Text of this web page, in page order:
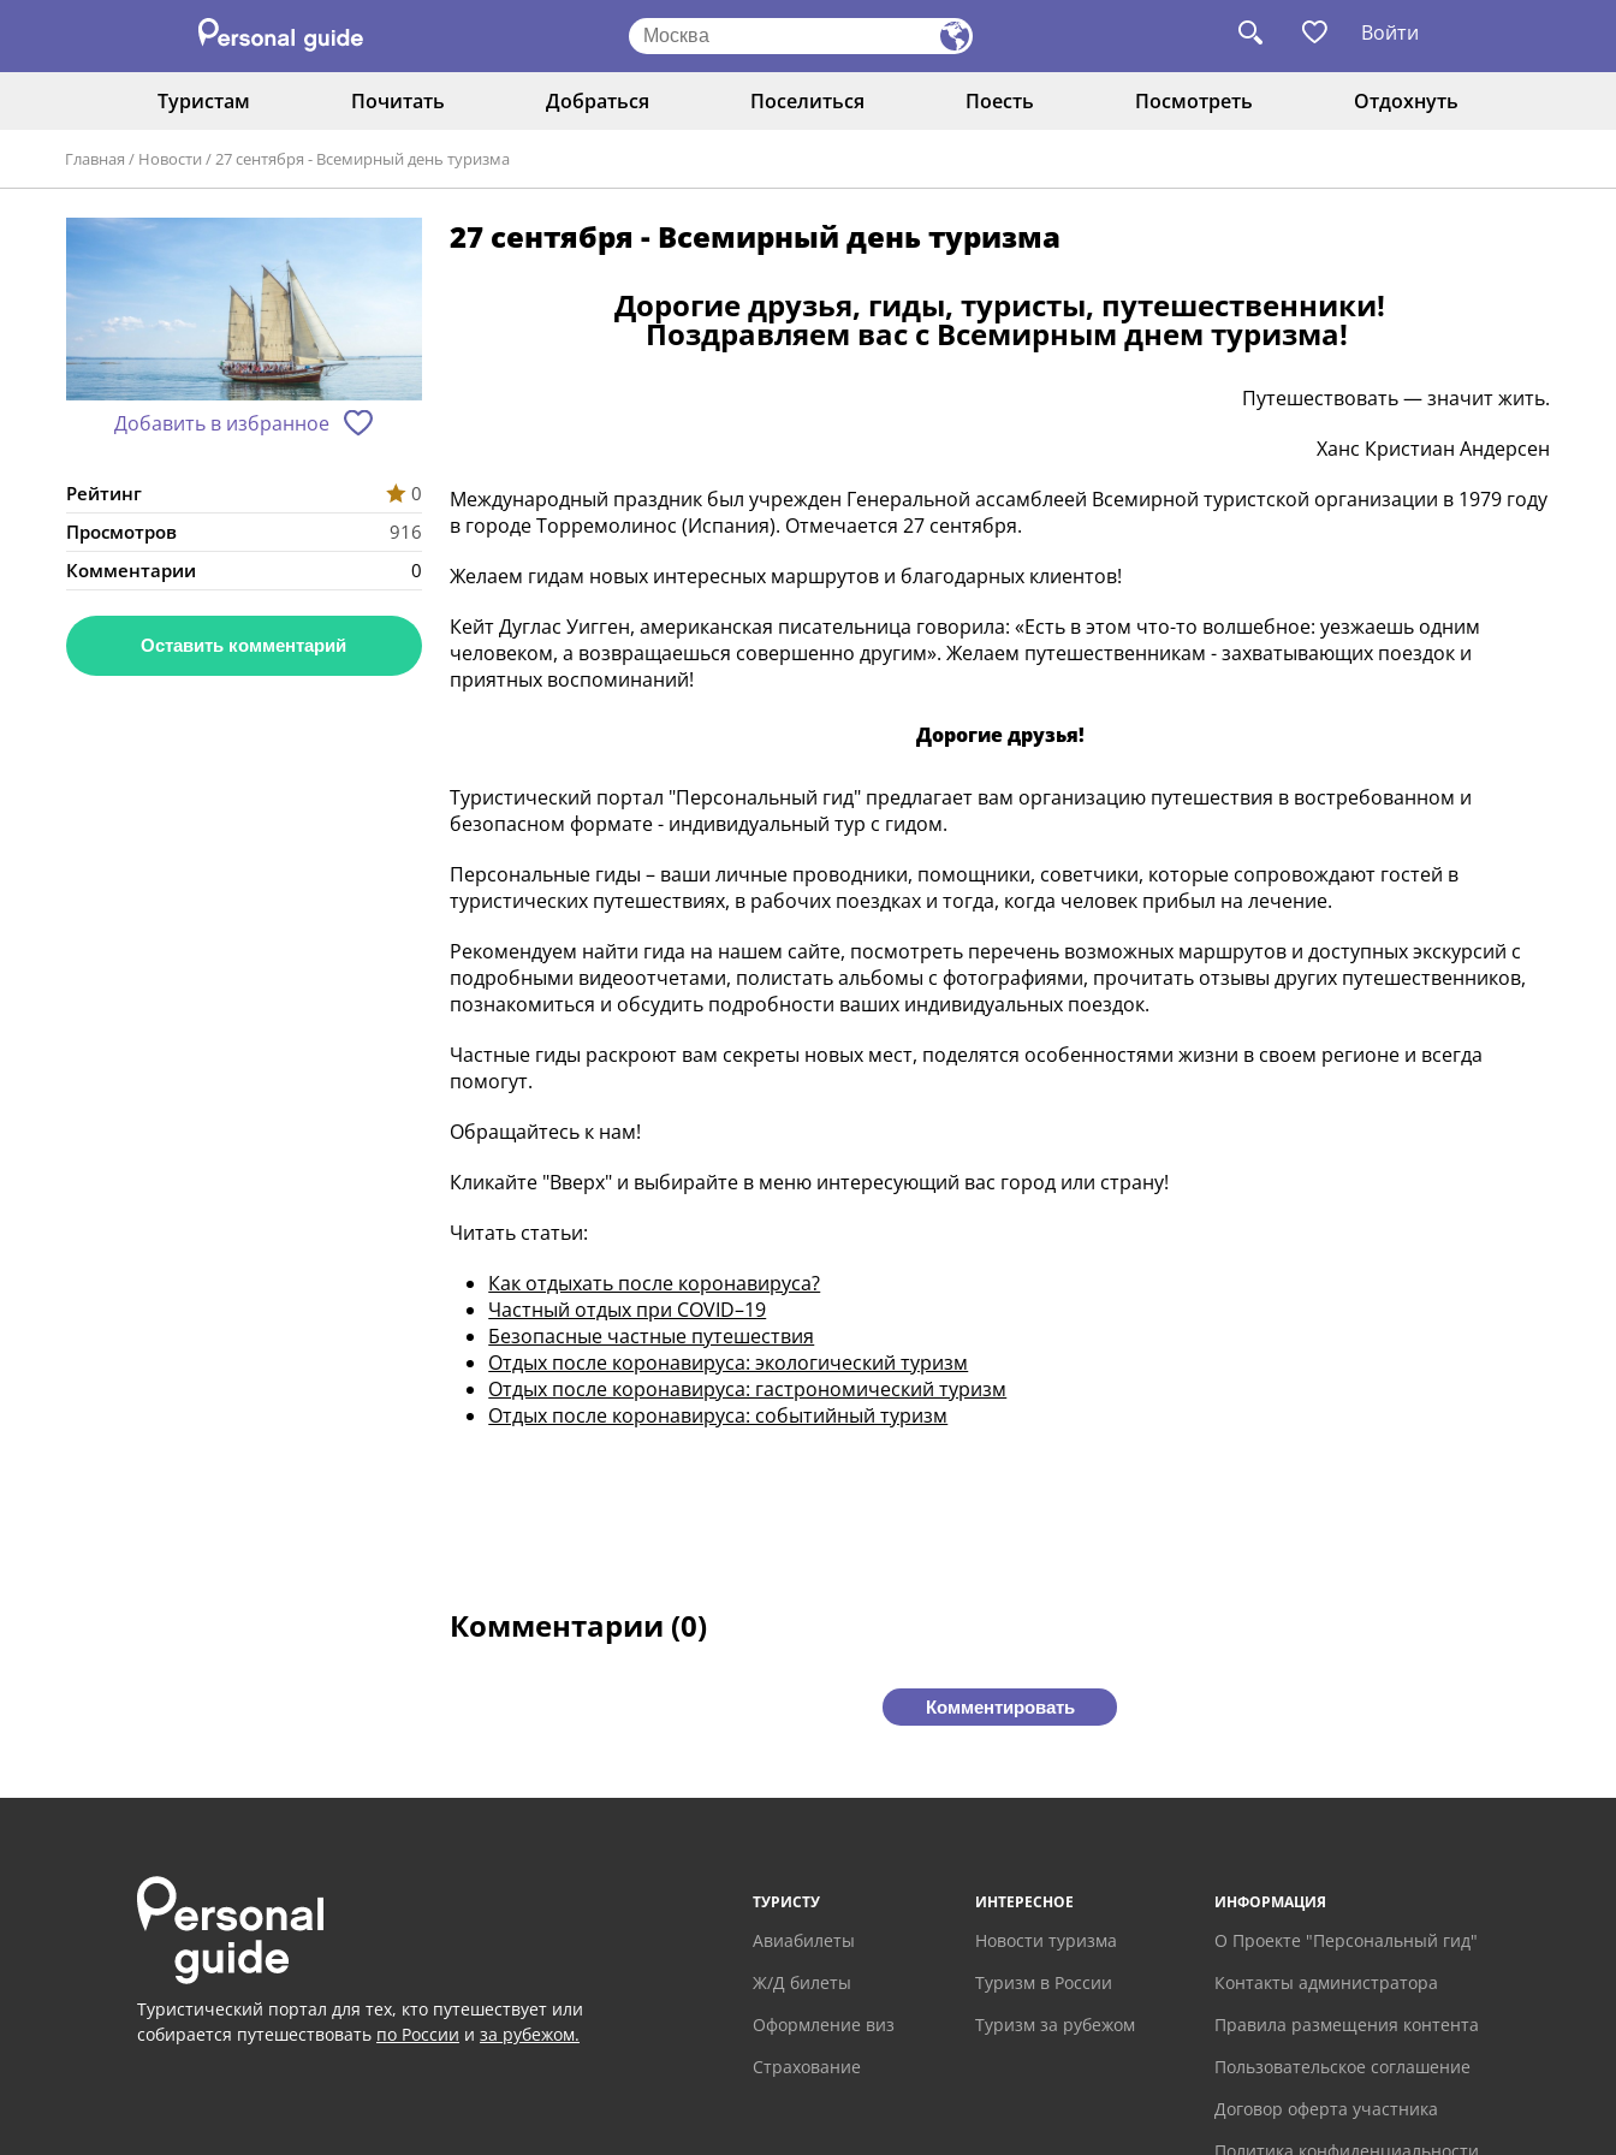
Войти
Туристам Почитать Добраться Поселиться Поесть Посмотреть Отдохнуть
Главная / Новости /27 сентября - Всемирный день туризма
Добавить в избранное
Рейтинг
0
Просмотров
916
Комментарии
0
Оставить комментарий
27 сентября - Всемирный день туризма
Дорогие друзья, гиды, туристы, путешественники!
Поздравляем вас с Всемирным днем туризма!
Путешествовать — значит жить.
Ханс Кристиан Андерсен
Международный праздник был учрежден Генеральной ассамблеей Всемирной туристской организации в 1979 году
в городе Торремолинос (Испания). Отмечается 27 сентября.
Желаем гидам новых интересных маршрутов и благодарных клиентов!
Кейт Дуглас Уигген, американская писательница говорила: «Есть в этом что-то волшебное: уезжаешь одним
человеком, а возвращаешься совершенно другим». Желаем путешественникам - захватывающих поездок и
приятных воспоминаний!
Дорогие друзья!
Туристический портал "Персональный гид" предлагает вам организацию путешествия в востребованном и
безопасном формате - индивидуальный тур с гидом.
Персональные гиды – ваши личные проводники, помощники, советчики, которые сопровождают гостей в
туристических путешествиях, в рабочих поездках и тогда, когда человек прибыл на лечение.
Рекомендуем найти гида на нашем сайте, посмотреть перечень возможных маршрутов и доступных экскурсий с
подробными видеоотчетами, полистать альбомы с фотографиями, прочитать отзывы других путешественников,
познакомиться и обсудить подробности ваших индивидуальных поездок.
Частные гиды раскроют вам секреты новых мест, поделятся особенностями жизни в своем регионе и всегда
помогут.
Обращайтесь к нам!
Кликайте "Вверх" и выбирайте в меню интересующий вас город или страну!
Читать статьи:
Как отдыхать после коронавируса?
Частный отдых при COVID–19
Безопасные частные путешествия
Отдых после коронавируса: экологический туризм
Отдых после коронавируса: гастрономический туризм
Отдых после коронавируса: событийный туризм
Комментарии (0)
Комментировать
Туристический портал для тех, кто путешествует или
собирается путешествовать по России и за рубежом.
ТУРИСТУ
Авиабилеты
Ж/Д билеты
Оформление виз
Страхование
ИНТЕРЕСНОЕ
Новости туризма
Туризм в России
Туризм за рубежом
ИНФОРМАЦИЯ
О Проекте "Персональный гид"
Контакты администратора
Правила размещения контента
Пользовательское соглашение
Договор оферта участника